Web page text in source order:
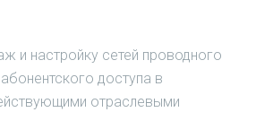
и настройку сетей проводного
доступа в
отраслевыми